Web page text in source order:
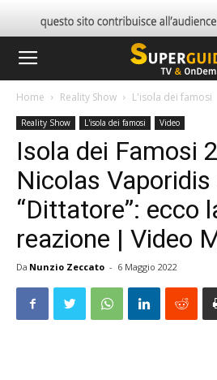
Home Reality Show L'isola dei famosi
Reality Show L'isola dei famosi Video
Isola dei Famosi
Nicolas
“Dittatore”: ecco
reazione | Video
Da Nunzio Zeccato - 6 Maggio 2022